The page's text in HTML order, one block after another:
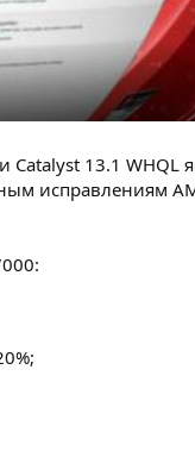
Catalyst 13.1
исправлениям